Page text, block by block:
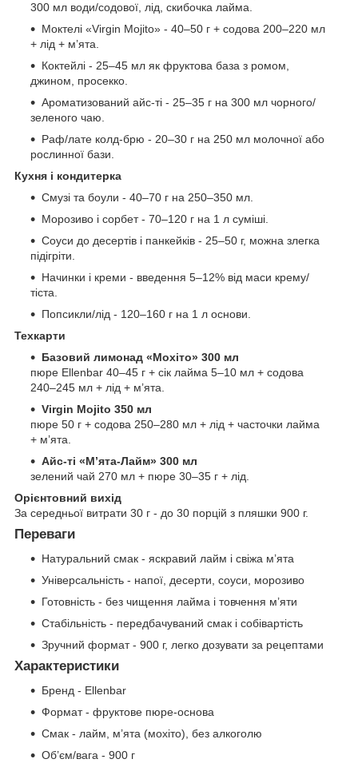
300 мл води/содової, лід, скибочка лайма.
Моктелі «Virgin Mojito» - 40–50 г + содова 200–220 мл
+ лід + м’ята.
Коктейлі - 25–45 мл як фруктова база з ромом,
джином, просекко.
Ароматизований айс-ті - 25–35 г на 300 мл чорного/
зеленого чаю.
Раф/лате колд-брю - 20–30 г на 250 мл молочної або
рослинної бази.
Кухня і кондитерка
Смузі та боули - 40–70 г на 250–350 мл.
Морозиво і сорбет - 70–120 г на 1 л суміші.
Соуси до десертів і панкейків - 25–50 г, можна злегка
підігріти.
Начинки і креми - введення 5–12% від маси крему/
тіста.
Попсикли/лід - 120–160 г на 1 л основи.
Техкарти
Базовий лимонад «Мохіто» 300 мл
пюре Ellenbar 40–45 г + сік лайма 5–10 мл + содова
240–245 мл + лід + м’ята.
Virgin Mojito 350 мл
пюре 50 г + содова 250–280 мл + лід + часточки лайма
+ м’ята.
Айс-ті «М’ята-Лайм» 300 мл
зелений чай 270 мл + пюре 30–35 г + лід.
Орієнтовний вихід
За середньої витрати 30 г - до 30 порцій з пляшки 900 г.
Переваги
Натуральний смак - яскравий лайм і свіжа м’ята
Універсальність - напої, десерти, соуси, морозиво
Готовність - без чищення лайма і товчення м’яти
Стабільність - передбачуваний смак і собівартість
Зручний формат - 900 г, легко дозувати за рецептами
Характеристики
Бренд - Ellenbar
Формат - фруктове пюре-основа
Смак - лайм, м’ята (мохіто), без алкоголю
Об’єм/вага - 900 г